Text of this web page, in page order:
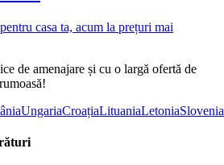
casa ta, acum la prețuri mai
de amenajare și cu o largă ofertă de
UngariaCroațiaLituaniaLetoniaSlovenia